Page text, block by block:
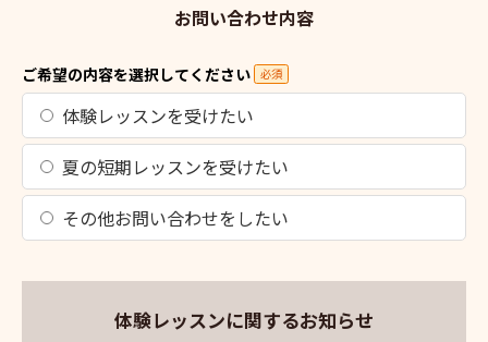
お問い合わせ内容
ご希望の内容を選択してください 必須
体験レッスンを受けたい
夏の短期レッスンを受けたい
その他お問い合わせをしたい
体験レッスンに関するお知らせ